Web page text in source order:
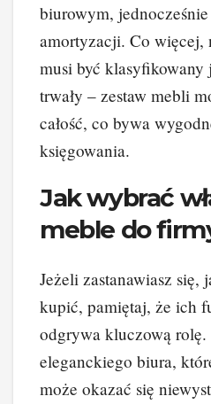
biurowym,
amortyzacji. Co więcej,
musi być klasyfikowany
trwały – zestaw mebli
całość, co bywa
księgowania.
Jak wybrać
meble do
Jeżeli zastanawiasz się,
kupić, pamiętaj, że ich
odgrywa kluczową rolę.
eleganckiego biura,
może okazać się